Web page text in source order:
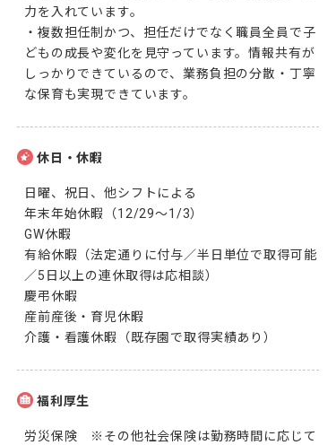
力を入れています。
・複数担任制かつ、担任だけでなく職員全員で子
どもの成長や変化を見守っています。情報共有が
しっかりできているので、業務負担の分散・丁寧
な保育も実現できています。
休日・休暇
日曜、祝日、他シフトによる
年末年始休暇（12/29～1/3）
GW休暇
有給休暇（法定通りに付与／半日単位で取得可能
／5日以上の連休取得は応相談）
慶弔休暇
産前産後・育児休暇
介護・看護休暇（既存園で取得実績あり）
福利厚生
労災保険　※その他社会保険は勤務時間に応じて